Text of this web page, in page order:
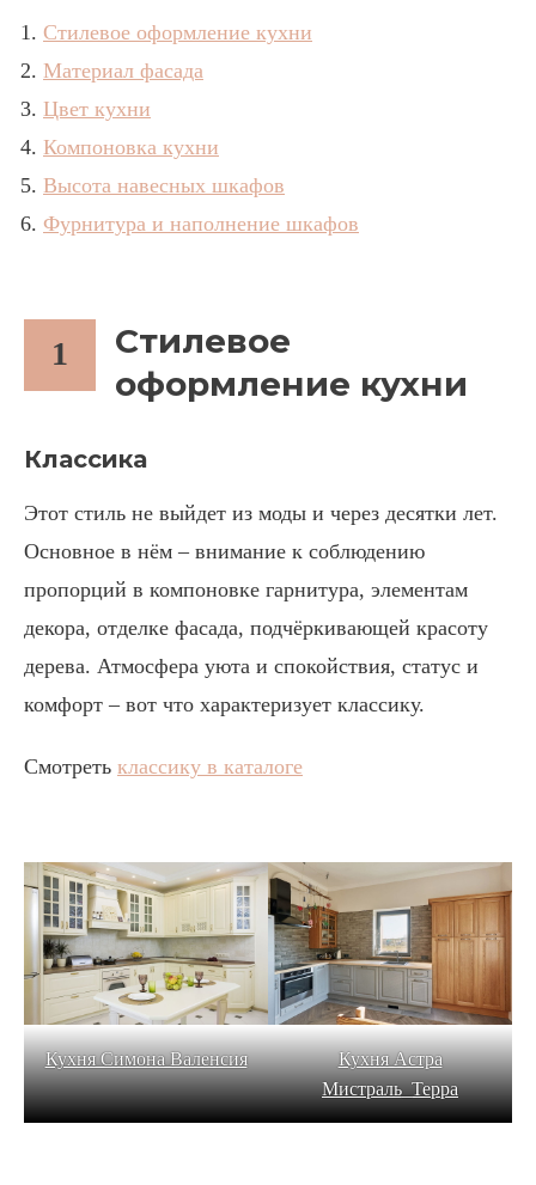
Стилевое оформление кухни
Материал фасада
Цвет кухни
Компоновка кухни
Высота навесных шкафов
Фурнитура и наполнение шкафов
1
Стилевое
оформление кухни
Классика
Этот стиль не выйдет из моды и через десятки лет.
Основное в нём – внимание к соблюдению
пропорций в компоновке гарнитура, элементам
декора, отделке фасада, подчёркивающей красоту
дерева. Атмосфера уюта и спокойствия, статус и
комфорт – вот что характеризует классику.
Смотреть классику в каталоге
Кухня Симона Валенсия
Кухня Астра
Мистраль_Терра